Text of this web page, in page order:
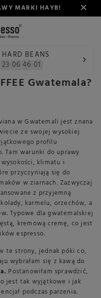
MARKI HAYB!
BEANS
23 06 46 01
Jak zaparzyć TRIP COFFEE
Gwatemala?
w Gwatemali jest znana
ze swojej wysokiej
profilu
Tam warunki do uprawy
klimatu i
przyczyniają się do
w ziarnach. Zazwyczaj
z przyjemną
karmelu, orzechów, a
Typowe dla gwatemalskiej
kremową cremę, co jest
espresso.
te strony, jednak póki co,
wybrałam się z kawą do
Postanowiłam sprawdzić,
jest tak wyjątkowe i jak
podczas parzenia.